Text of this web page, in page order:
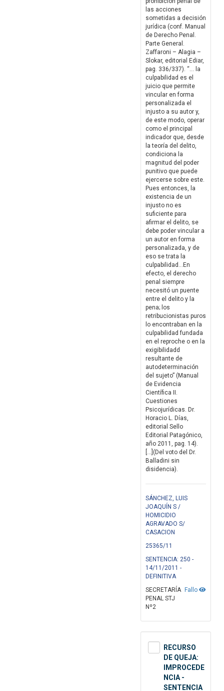
las acciones
sometidas a decisión
jurídica (conf. Manual
de Derecho Penal.
Parte General.
Zaffaroni – Alagia –
Slokar, editorial Ediar,
pag. 336/337). “… la
culpabilidad es el
juicio que permite
vincular en forma
personalizada el
injusto a su autor y,
de este modo, operar
como el principal
indicador que, desde
la teoría del delito,
condiciona la
magnitud del poder
punitivo que puede
ejercerse sobre este.
Pues entonces, la
existencia de un
injusto no es
suficiente para
afirmar el delito, se
debe poder vincular a
un autor en forma
personalizada, y de
eso se trata la
culpabilidad...En
efecto, el derecho
penal siempre
necesitó un puente
entre el delito y la
pena; los
retribucionistas puros
lo encontraban en la
culpabilidad fundada
en el reproche o en la
exigibilidadd
resultante de
autodeterminación
del sujeto” (Manual
de Evidencia
Científica II.
Cuestiones
Psicojurídicas. Dr.
Horacio L. Días,
editorial Sello
Editorial Patagónico,
año 2011, pag. 14).
[…](Del voto del Dr.
Balladini sin
disidencia).
SÁNCHEZ, LUIS
JOAQUÍN S /
HOMICIDIO
AGRAVADO S/
CASACION
25365/11
SENTENCIA: 250 -
14/11/2011 -
DEFINITIVA
Fallo
SECRETARÍA
PENAL STJ
Nº2
RECURSO
DE QUEJA:
IMPROCEDE
NCIA -
SENTENCIA